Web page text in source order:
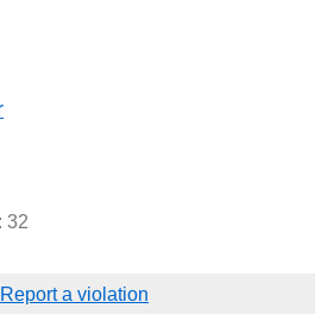
32
Report a violation